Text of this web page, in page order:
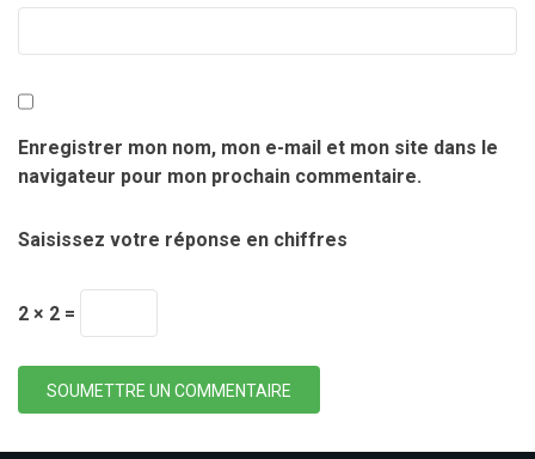
Enregistrer mon nom, mon e-mail et mon site dans le
navigateur pour mon prochain commentaire.
Saisissez votre réponse en chiffres
2 × 2 =
SOUMETTRE UN COMMENTAIRE